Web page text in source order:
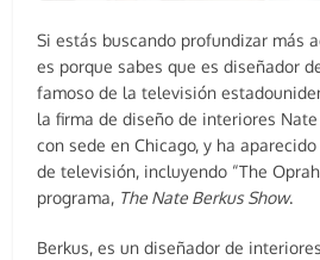
Si estás buscando profundizar más
es porque sabes que es diseñador
famoso de la televisión
la firma de diseño de interiores
con sede en Chicago, y ha
de televisión, incluyendo “The
programa, The Nate Berkus Show.
Berkus, es un diseñador de